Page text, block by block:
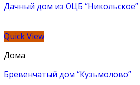
Дачный дом из ОЦБ “Никольское”
Quick View
Дома
Бревенчатый дом “Кузьмолово”